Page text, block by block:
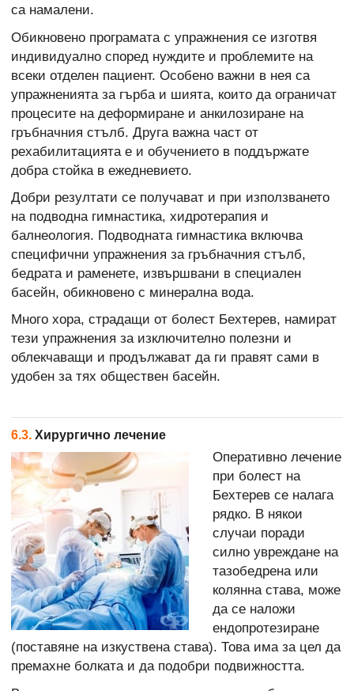
са намалени.
Обикновено програмата с упражнения се изготвя
индивидуално според нуждите и проблемите на
всеки отделен пациент. Особено важни в нея са
упражненията за гърба и шията, които да ограничат
процесите на деформиране и анкилозиране на
гръбначния стълб. Друга важна част от
рехабилитацията е и обучението в поддържате
добра стойка в ежедневието.
Добри резултати се получават и при използването
на подводна гимнастика, хидротерапия и
балнеология. Подводната гимнастика включва
специфични упражнения за гръбначния стълб,
бедрата и раменете, извършвани в специален
басейн, обикновено с минерална вода.
Много хора, страдащи от болест Бехтерев, намират
тези упражнения за изключително полезни и
облекчаващи и продължават да ги правят сами в
удобен за тях обществен басейн.
6.3. Хирургично лечение
Оперативно лечение
при болест на
Бехтерев се налага
рядко. В някои
случаи поради
силно увреждане на
тазобедрена или
колянна става, може
да се наложи
ендопротезиране
(поставяне на изкуствена става). Това има за цел да
премахне болката и да подобри подвижността.